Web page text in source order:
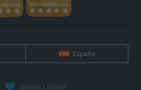
España
desde Lisboa